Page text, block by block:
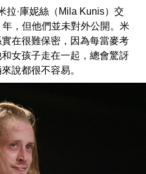
拉·庫妮絲（Mila Kunis）交
年，但他們並未對外公開。米
在很難保密，因為每當麥考
女孩子走在一起，總會驚訝
說都很不容易。